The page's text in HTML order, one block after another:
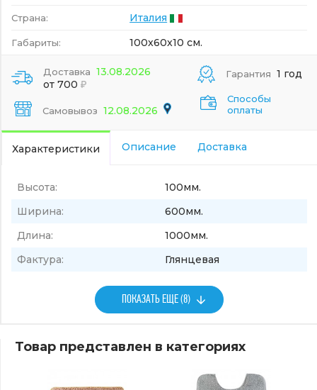
Страна: Италия
Габариты: 100x60x10 см.
Доставка 13.08.2026
от 700
Самовывоз 12.08.2026
Гарантия 1 год
Способы
оплаты
Характеристики Описание Доставка
Высота:
100мм.
Ширина:
600мм.
Длина:
1000мм.
Фактура:
Глянцевая
ПОКАЗАТЬ ЕЩЕ (8)
Товар представлен в категориях